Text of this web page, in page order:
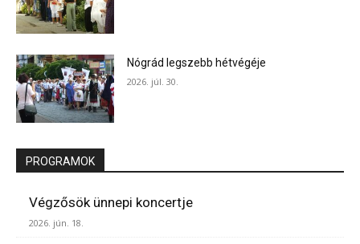
Nógrád legszebb hétvégéje
2026. júl. 30.
PROGRAMOK
Végzősök ünnepi koncertje
2026. jún. 18.